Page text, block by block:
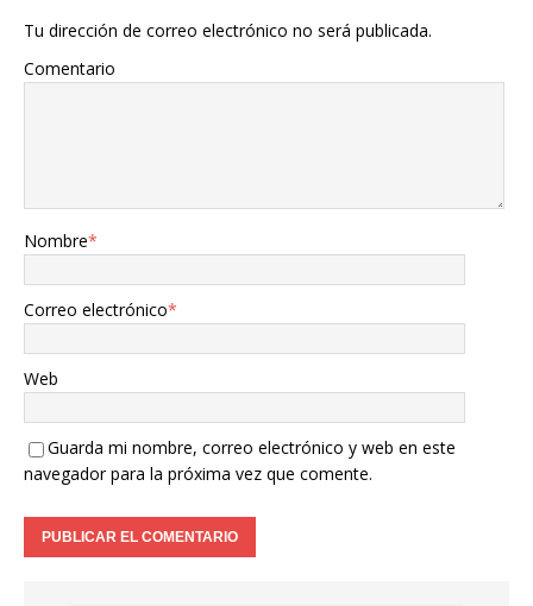
Tu dirección de correo electrónico no será publicada.
Comentario
Nombre*
Correo electrónico*
Web
Guarda mi nombre, correo electrónico y web en este
navegador para la próxima vez que comente.